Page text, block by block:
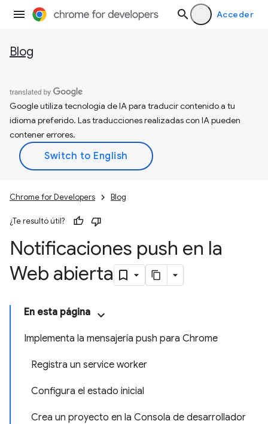
Acceder
Blog
Google utiliza tecnología de IA para traducir contenido a tu
idioma preferido. Las traducciones realizadas con IA pueden
contener errores.
Chrome for Developers Blog
¿Te resultó útil?
Notificaciones push en la
Web abierta
En esta página
Implementa la mensajería push para Chrome
Registra un service worker
Configura el estado inicial
Crea un proyecto en la Consola de desarrollador